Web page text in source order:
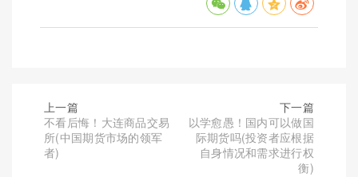
上一篇
不看后悔！大连商品交易
所(中国期货市场的领军
者)
下一篇
以学愈愚！国内可以做国
际期货吗(投资者应根据
自身情况和需求进行权
衡)